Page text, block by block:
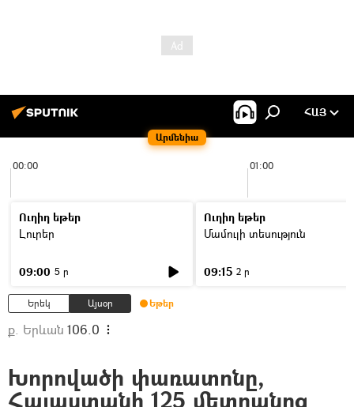
Արմենիա
ՀԱՅ
00:00 01:00
Ուղիղ եթեր
Լուրեր
09:00 5 ր
Ուղիղ եթեր
Մամուլի տեսություն
09:15 2 ր
Երեկ Այսօր Եթեր
ք. Երևան 106.0
Խորովածի փառատոնը,
Հայաստանի 125 մետրանոց